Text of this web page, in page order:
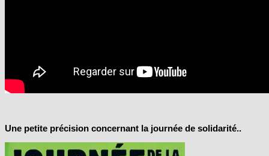
Une petite précision concernant la journée de solidarité..